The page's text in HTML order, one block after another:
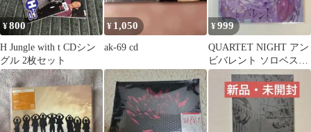
¥800
H Jungle with t CDシン
グル 2枚セット
¥ 1,050
ak-69 cd
¥999
QUARTET NIGHT アン
ビバレント ソロベスト
アルバム 美風藍